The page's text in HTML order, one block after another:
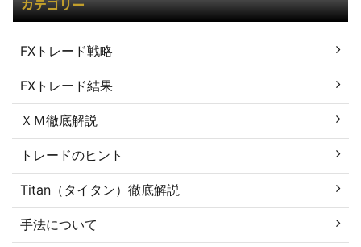
FXトレード戦略
FXトレード結果
ＸＭ徹底解説
トレードのヒント
Titan（タイタン）徹底解説
手法について